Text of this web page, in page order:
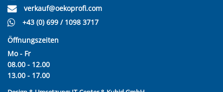
verkauf@oekoprofi.com
+43 (0) 699 / 1098 3717
Öffnungszeiten
Mo - Fr
08.00 - 12.00
13.00 - 17.00